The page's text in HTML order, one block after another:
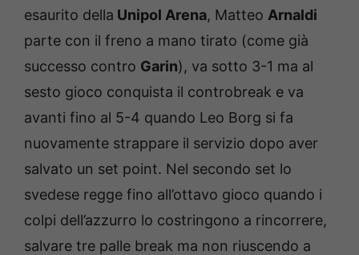
esaurito della Unipol Arena, Matteo Arnaldi
parte con il freno a mano tirato (come già
successo contro Garin), va sotto 3-1 ma al
sesto gioco conquista il controbreak e va
avanti fino al 5-4 quando Leo Borg si fa
nuovamente strappare il servizio dopo aver
salvato un set point. Nel secondo set lo
svedese regge fino all’ottavo gioco quando i
colpi dell’azzurro lo costringono a rincorrere,
salvare tre palle break ma non riuscendo a